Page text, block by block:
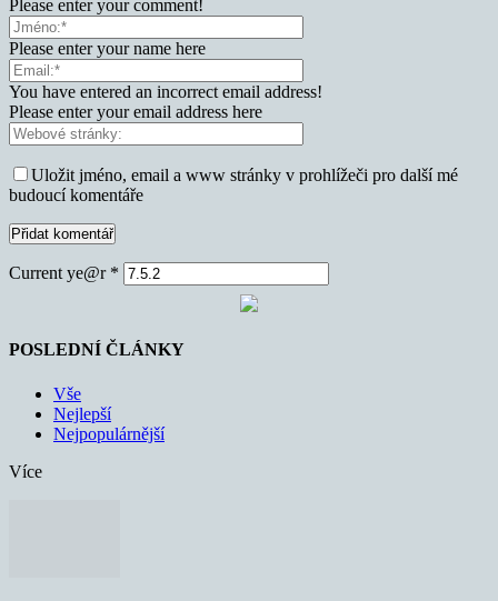
Please enter your comment!
Please enter your name here
You have entered an incorrect email address!
Please enter your email address here
Uložit jméno, email a www stránky v prohlížeči pro další mé
budoucí komentáře
Current ye@r *
POSLEDNÍ ČLÁNKY
Vše
Nejlepší
Nejpopulárnější
Více